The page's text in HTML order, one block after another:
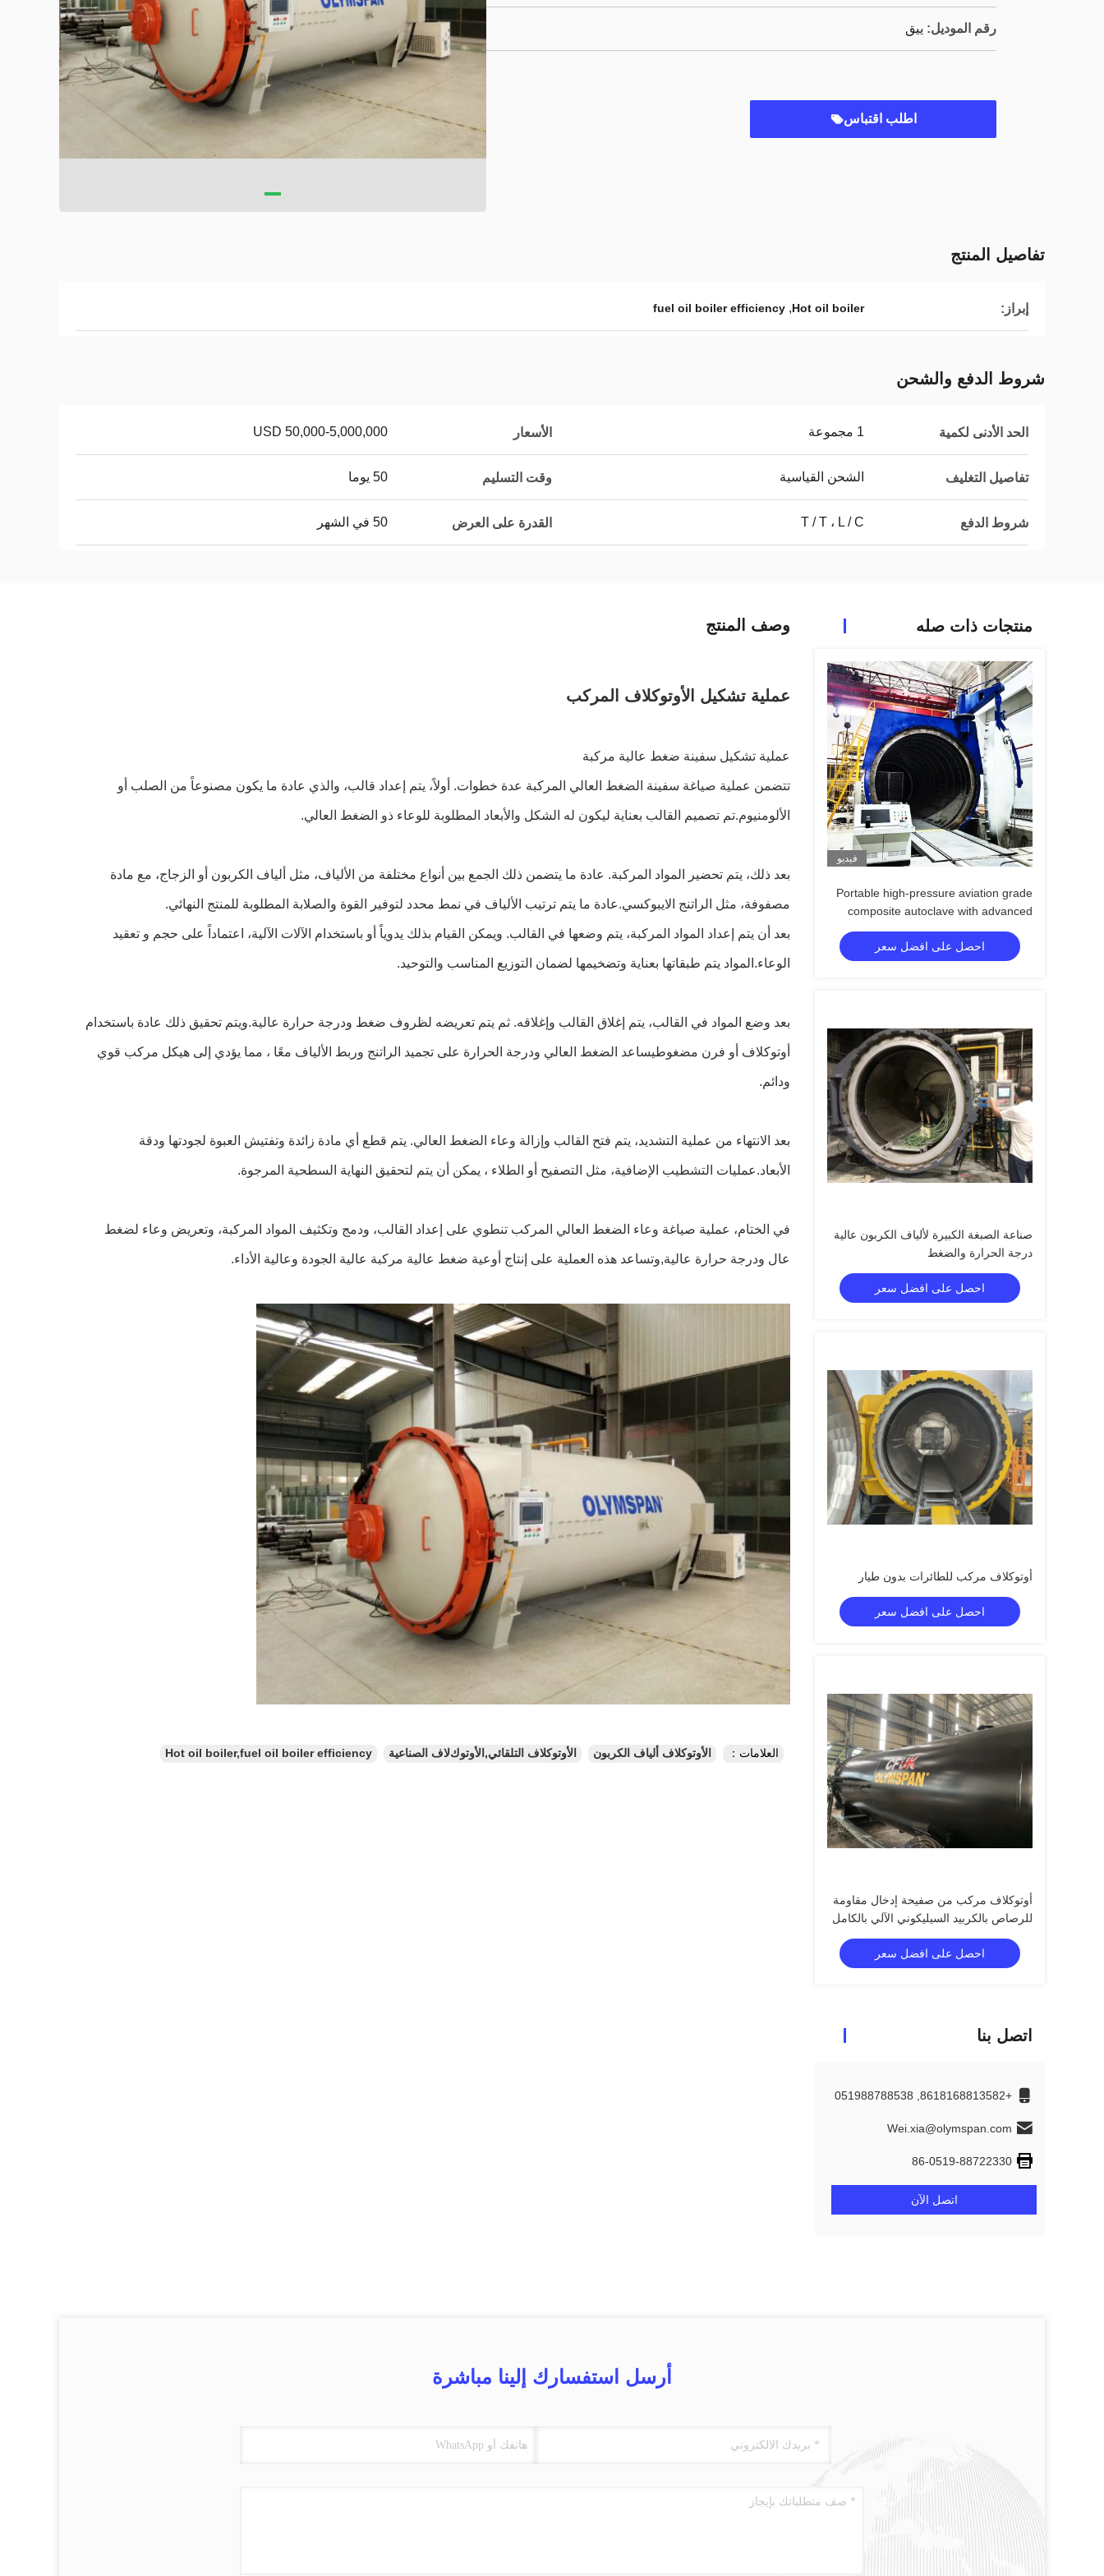
رقم الموديل: ييق
اطلب اقتباس
تفاصيل المنتج
إبراز: Hot oil boiler
,
fuel oil boiler efficiency
شروط الدفع والشحن
الحد الأدنى لكمية 1 مجموعة الأسعار USD 50,000-5,000,000
تفاصيل التغليف الشحن القياسية وقت التسليم 50 يوما
شروط الدفع T / T ، L / C القدرة على العرض 50 في الشهر
منتجات ذات صله
فيديو
Portable high-pressure aviation grade
composite autoclave with advanced
control systems for UAV and aerospace
applicationsاحصل على افضل سعر
صناعة الصبغة الكبيرة لألياف الكربون عالية
درجة الحرارة والضغط
احصل على افضل سعر
أوتوكلاف مركب للطائرات بدون طيار
احصل على افضل سعر
أوتوكلاف مركب من صفيحة إدخال مقاومة
للرصاص بالكربيد السيليكوني الآلي بالكامل
احصل على افضل سعر
اتصل بنا
+8618168813582, 051988788538
Wei.xia@olymspan.com
86-0519-88722330
اتصل الآن
وصف المنتج
عملية تشكيل الأوتوكلاف المركب
عملية تشكيل سفينة ضغط عالية مركبة
تتضمن عملية صياغة سفينة الضغط العالي المركبة عدة خطوات. أولاً، يتم إعداد قالب، والذي عادة ما يكون مصنوعاً من الصلب أو
الألومنيوم.تم تصميم القالب بعناية ليكون له الشكل والأبعاد المطلوبة للوعاء ذو الضغط العالي.
بعد ذلك، يتم تحضير المواد المركبة. عادة ما يتضمن ذلك الجمع بين أنواع مختلفة من الألياف، مثل ألياف الكربون أو الزجاج، مع مادة
مصفوفة، مثل الراتنج الايبوكسي.عادة ما يتم ترتيب الألياف في نمط محدد لتوفير القوة والصلابة المطلوبة للمنتج النهائي.
بعد أن يتم إعداد المواد المركبة، يتم وضعها في القالب. ويمكن القيام بذلك يدوياً أو باستخدام الآلات الآلية، اعتماداً على حجم و تعقيد
الوعاء.المواد يتم طبقاتها بعناية وتضخيمها لضمان التوزيع المناسب والتوحيد.
بعد وضع المواد في القالب، يتم إغلاق القالب وإغلاقه. ثم يتم تعريضه لظروف ضغط ودرجة حرارة عالية.ويتم تحقيق ذلك عادة باستخدام
أوتوكلاف أو فرن مضغوطيساعد الضغط العالي ودرجة الحرارة على تجميد الراتنج وربط الألياف معًا ، مما يؤدي إلى هيكل مركب قوي
ودائم.
بعد الانتهاء من عملية التشديد، يتم فتح القالب وإزالة وعاء الضغط العالي. يتم قطع أي مادة زائدة وتفتيش العبوة لجودتها ودقة
الأبعاد.عمليات التشطيب الإضافية، مثل التصفيح أو الطلاء ، يمكن أن يتم لتحقيق النهاية السطحية المرجوة.
في الختام، عملية صياغة وعاء الضغط العالي المركب تنطوي على إعداد القالب، ودمج وتكثيف المواد المركبة، وتعريض وعاء لضغط
عال ودرجة حرارة عالية,وتساعد هذه العملية على إنتاج أوعية ضغط عالية مركبة عالية الجودة وعالية الأداء.
العلامات： الأوتوكلاف ألياف الكربون الأوتوكلاف التلقائي,اﻷوتوكﻻف الصناعية Hot oil boiler,fuel oil boiler efficiency
أرسل استفسارك إلينا مباشرة